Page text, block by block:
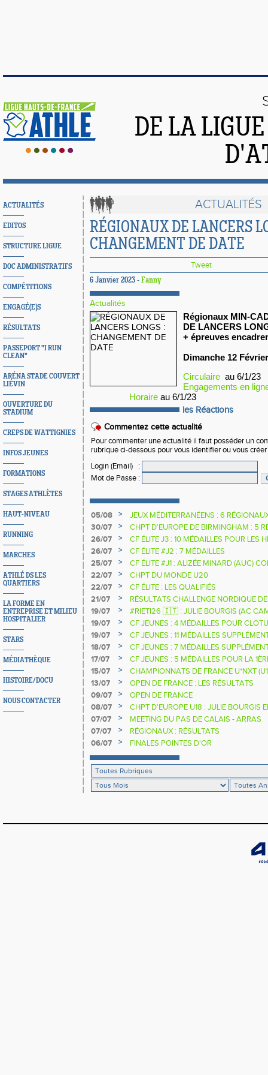
DE LA
ACTUALITÉS
EDITOS
STRUCTURE LIGUE
DOC ADMINISTRATIFS
COMPÉTITIONS
ENGAGÉ(E)S
RÉSULTATS
PASSEPORT "I RUN
CLEAN"
ARÉNA STADE COUVERT
LIÉVIN
OUVERTURE DU
STADIUM
CREPS DE WATTIGNIES
INFOS JEUNES
FORMATIONS
STAGES ATHLÈTES
HAUT-NIVEAU
RUNNING
MARCHES
ATHLÉ DS LES
QUARTIERS
LA FORME EN
ENTREPRISE ET MILIEU
HOSPITALIER
STARS
MÉDIATHÈQUE
HISTOIRE/DOCU
NOUS CONTACTER
ACTUALITÉS
RÉGIONAUX DE LANCERS
CHANGEMENT DE DATE
Tweet
6 Janvier 2023 - Fanny
Actualités
Régionaux MIN-
DE LANCERS
+ épreuves
Dimanche 12
Circulaire au 6/1/23
Engagements en
Horaire au 6/1/23
les Réactions
Commentez cette actualité
Pour commenter une actualité il faut posséder un
rubrique ci-dessous pour vous identifier ou vous
Login (Email)
:
Mot de Passe :
05/08 >
JEUX MÉDITERRANÉENS : 6
30/07
>
CHPT D'EUROPE DE BIRMINGHAM : 5
26/07
>
CF ÉLITE J3 : 10 MÉDAILLES POUR LES
26/07
>
CF ÉLITE #J2 : 7 MÉDAILLES
25/07
>
CF ÉLITE #J1 : ALIZÉE MINARD (AUC)
NATIONALE
22/07 >
CHPT DU MONDE U20
22/07
>
CF ÉLITE : LES QUALIFIÉS
21/07
>
RÉSULTATS CHALLENGE NORDIQUE
2025 2026
19/07 >
#RIETI26 🇮🇹 : JULIE BOURGIS (AC
D'EUROPE U18 DE LA PERCHE
19/07 >
CF JEUNES : 4 MÉDAILLES POUR
19/07
>
CF JEUNES : 11 MÉDAILLES
18/07
>
CF JEUNES : 7 MÉDAILLES
17/07
>
CF JEUNES : 5 MÉDAILLES POUR LA
15/07
>
CHAMPIONNATS DE FRANCE U*NXT
13/07
>
OPEN DE FRANCE : LES RÉSULTATS
09/07
>
OPEN DE FRANCE
08/07
>
CHPT D'EUROPE U18 : JULIE BOURGIS
07/07
>
MEETING DU PAS DE CALAIS - ARRAS
07/07
>
RÉGIONAUX : RÉSULTATS
06/07
> FINALES POINTES D'OR